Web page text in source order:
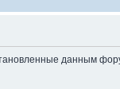
данным